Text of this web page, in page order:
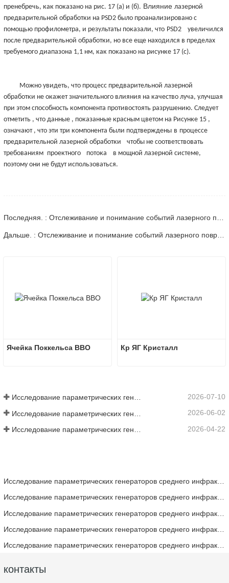
пренебречь, как показано на рис. 17 (а) и (б). Влияние лазерной
предварительной обработки на PSD2 было проанализировано с
помощью профилометра, и результаты показали, что PSD2
увеличился
после предварительной обработки, но все еще находился в пределах
требуемого диапазона 1,1 нм, как показано на рисунке 17 (c).
Можно увидеть, что процесс предварительной лазерной
обработки не окажет значительного влияния на качество луча, улучшая
при этом способность компонента противостоять разрушению. Следует
отметить , что данные , показанные красным цветом на Рисунке 15 ,
означают , что эти три компонента были подтверждены в процессе
предварительной лазерной обработки
чтобы не соответствовать
требованиям проектного потока
в мощной лазерной системе,
поэтому они не будут использоваться.
Ячейка Поккельса BBO Кр ЯГ Кристалл
Исследование параметрических генераторов среднего инфракрасного диапазона - Часть 06 2026-07-10
2026-06-02
2026-04-22
Исследование параметрических генераторов среднего инфракрасного диапазона - Часть 05
Исследование параметрических генераторов среднего инфракрасного диапазона — Часть 2
контакты